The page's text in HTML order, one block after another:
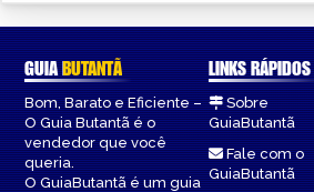
GUIABUTANTÃ
Bom, Barato e Eficiente –
O Guia Butantã é o
vendedor que você
queria.
O GuiaButantã é um guia
LINKS RÁPIDOS
Sobre
GuiaButantã
Fale com o
GuiaButantã